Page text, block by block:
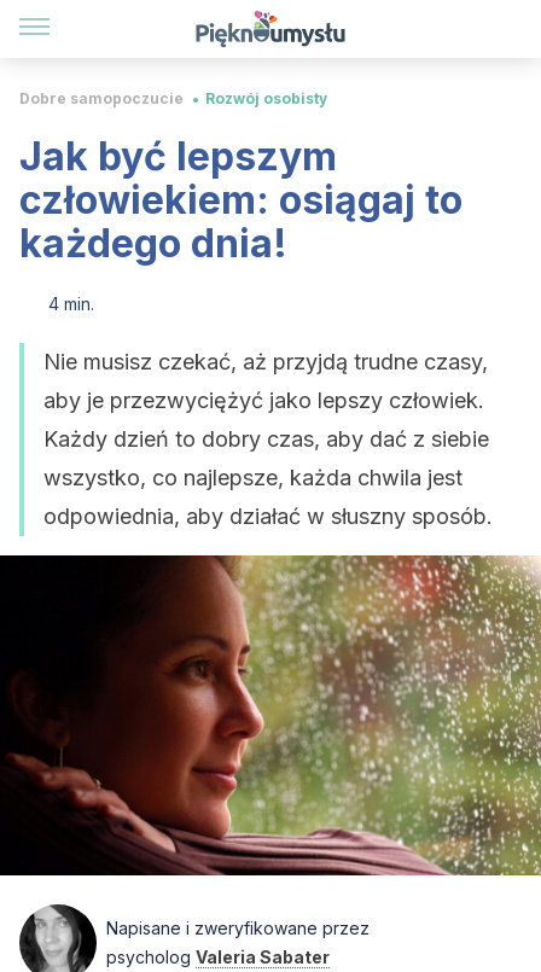
Dobre samopoczucie Rozwój osobisty
Jak być lepszym
człowiekiem: osiągaj to
każdego dnia!
4 min.
Nie musisz czekać, aż przyjdą trudne czasy,
aby je przezwyciężyć jako lepszy człowiek.
Każdy dzień to dobry czas, aby dać z siebie
wszystko, co najlepsze, każda chwila jest
odpowiednia, aby działać w słuszny sposób.
Napisane i zweryfikowane przez
psycholog Valeria Sabater